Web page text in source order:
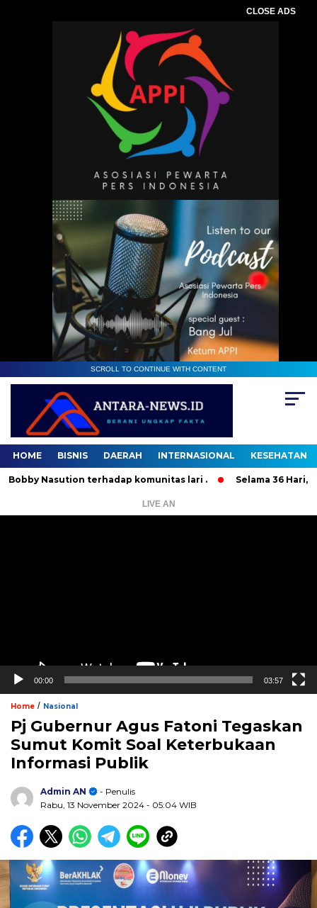
CLOSE ADS
SCROLL TO CONTINUE WITH CONTENT
HOME BISNIS DAERAH INTERNASIONAL KESEHATAN
Nasution terhadap komunitas lari . Selama 36 Hari, 37
LIVE AN
00:00 03:57
Home / Nasional
Pj Gubernur Agus Fatoni Tegaskan
Sumut Komit Soal Keterbukaan
Informasi Publik
Admin AN
- Penulis
Rabu, 13 November 2024 - 05:04 WIB